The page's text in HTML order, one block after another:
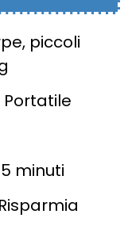
piccoli
Portatile
minuti